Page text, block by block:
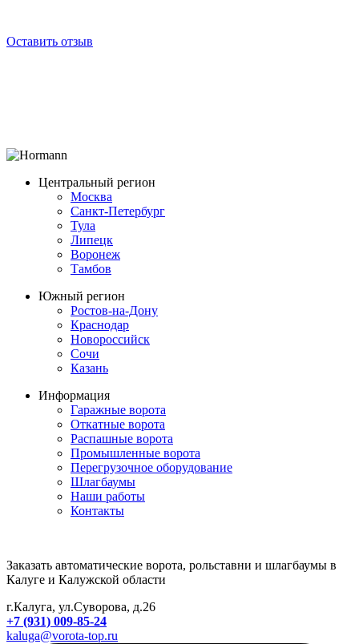
Оставить отзыв
Центральный регион
Москва
Санкт-Петербург
Тула
Липецк
Воронеж
Тамбов
Южный регион
Ростов-на-Дону
Краснодар
Новороссийск
Сочи
Казань
Информация
Гаражные ворота
Откатные ворота
Распашные ворота
Промышленные ворота
Перегрузочное оборудование
Шлагбаумы
Наши работы
Контакты
Заказать автоматические ворота, рольставни и шлагбаумы в
Калуге и Калужской области
г.Калуга, ул.Суворова, д.26
+7 (931) 009-85-24
kaluga@vorota-top.ru